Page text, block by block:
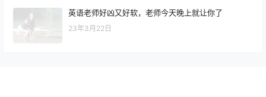
英语老师好凶又好软，老师今天晚上就让你了
23年3月22日